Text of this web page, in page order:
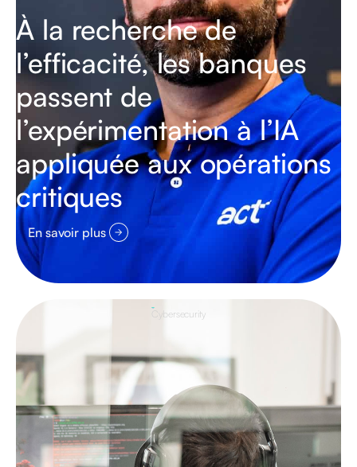
À la recherche de
l’efficacité, les banques
passent de
l’expérimentation à l’IA
appliquée aux opérations
critiques
En savoir plus
Cybersecurity